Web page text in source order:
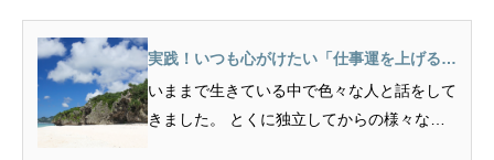
実践！いつも心がけたい「仕事運を上げる」
ための５つの考え方
いままで生きている中で色々な人と話をして
きました。 とくに独立してからの様々な出